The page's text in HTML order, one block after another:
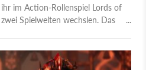
im Action-Rollenspiel Lords of
Spielwelten wechslen. Das
zwei Stunden lang gespielt